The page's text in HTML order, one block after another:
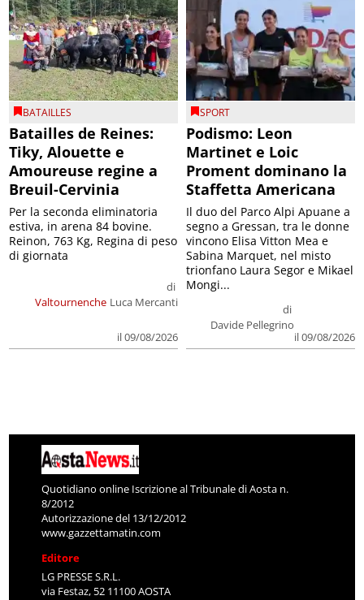
BATAILLES
Batailles de Reines:
Tiky, Alouette e
Amoureuse regine a
Breuil-Cervinia
Valtournenche
di
Luca Mercanti
il 09/08/2026
Per la seconda eliminatoria
estiva, in arena 84 bovine.
Reinon, 763 Kg, Regina di peso
di giornata
SPORT
Podismo: Leon
Martinet e Loic
Proment dominano la
Staffetta Americana
di
Davide Pellegrino
il 09/08/2026
Il duo del Parco Alpi Apuane a
segno a Gressan, tra le donne
vincono Elisa Vitton Mea e
Sabina Marquet, nel misto
trionfano Laura Segor e Mikael
Mongi...
Quotidiano online Iscrizione al Tribunale di Aosta n.
8/2012
Autorizzazione del 13/12/2012
www.gazzettamatin.com
Editore
LG PRESSE S.R.L.
via Festaz, 52 11100 AOSTA